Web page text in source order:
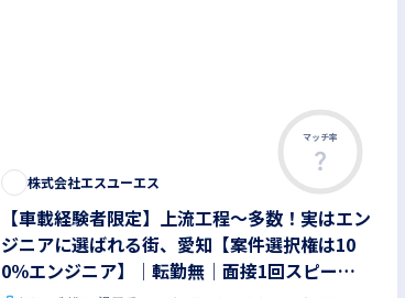
マッチ率
株式会社エスユーエス
【車載経験者限定】上流工程～多数！実はエン
ジニアに選ばれる街、愛知【案件選択権は10
0％エンジニア】│転勤無│面接1回スピード